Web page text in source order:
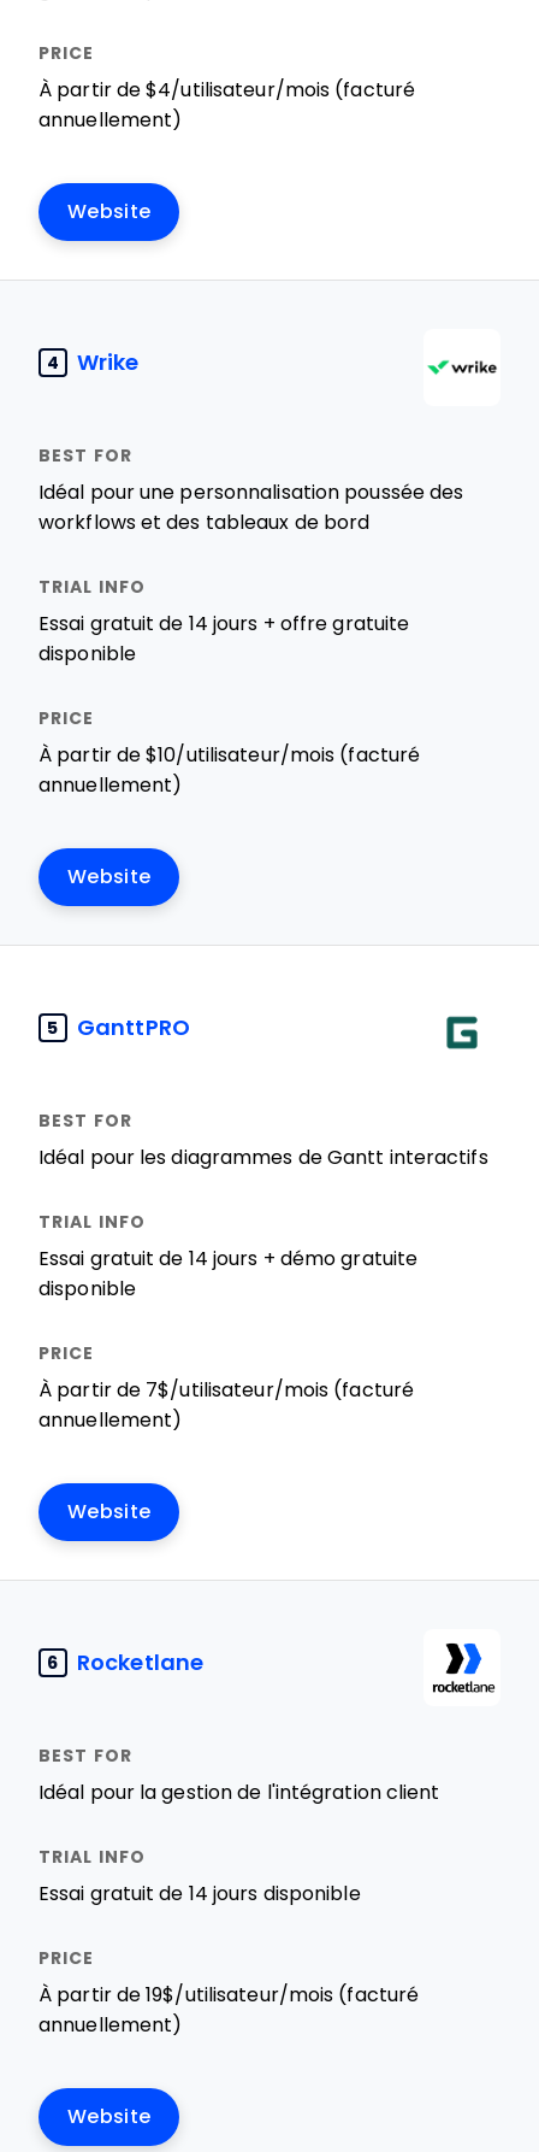
À partir de $4/utilisateur/mois (facturé
annuellement)
Website
4 Wrike
Idéal pour une personnalisation poussée des
workflows et des tableaux de bord
Essai gratuit de 14 jours + offre gratuite
disponible
À partir de $10/utilisateur/mois (facturé
annuellement)
Website
5 GanttPRO
Idéal pour les diagrammes de Gantt interactifs
Essai gratuit de 14 jours + démo gratuite
disponible
À partir de 7$/utilisateur/mois (facturé
annuellement)
Website
6 Rocketlane
Idéal pour la gestion de l'intégration client
Essai gratuit de 14 jours disponible
À partir de 19$/utilisateur/mois (facturé
annuellement)
Website